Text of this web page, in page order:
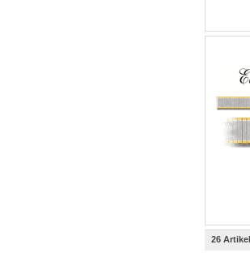
26 Artikel